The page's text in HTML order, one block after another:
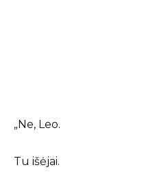
„Ne, Leo.
Tu išėjai.